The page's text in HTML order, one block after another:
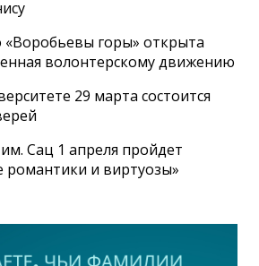
горы» открыта
волонтерскому движению
29 марта состоится
Сац 1 апреля пройдет
романтики и виртуозы»